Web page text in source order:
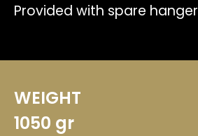
Provided with spare hanger
WEIGHT
1050 gr